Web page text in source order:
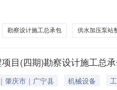
评审信息1、评审日期：2024年
勘察设计施工总承包 供水加压泵站
目(四期)勘察设计施工总
肇庆市｜广宁县 机械设备